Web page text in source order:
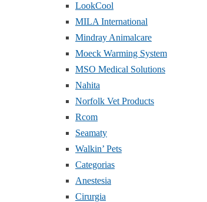
LookCool
MILA International
Mindray Animalcare
Moeck Warming System
MSO Medical Solutions
Nahita
Norfolk Vet Products
Rcom
Seamaty
Walkin’ Pets
Categorias
Anestesia
Cirurgia